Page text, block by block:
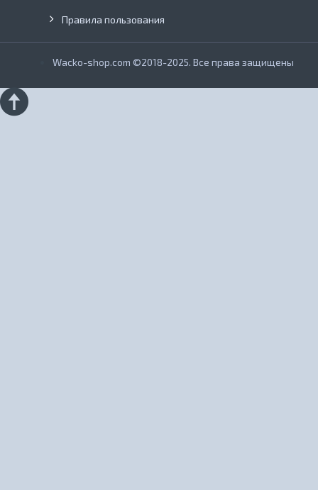
Правила пользования
Wacko-shop.com ©2018-2025. Все права защищены